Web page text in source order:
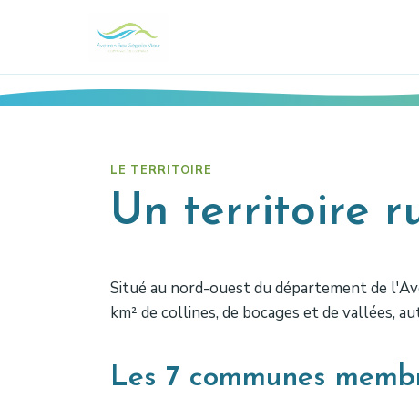
LE TERRITOIRE
Un territoire
Situé au nord-ouest du département de
km² de collines, de bocages et de vallées,
Les 7 communes